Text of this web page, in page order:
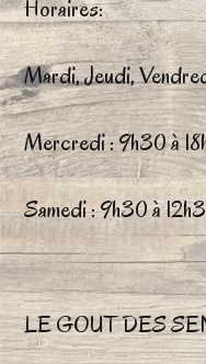
Horaires:
Mardi, Jeudi,
Mercredi : 9h30 à
Samedi : 9h30 à
LE GOUT DES